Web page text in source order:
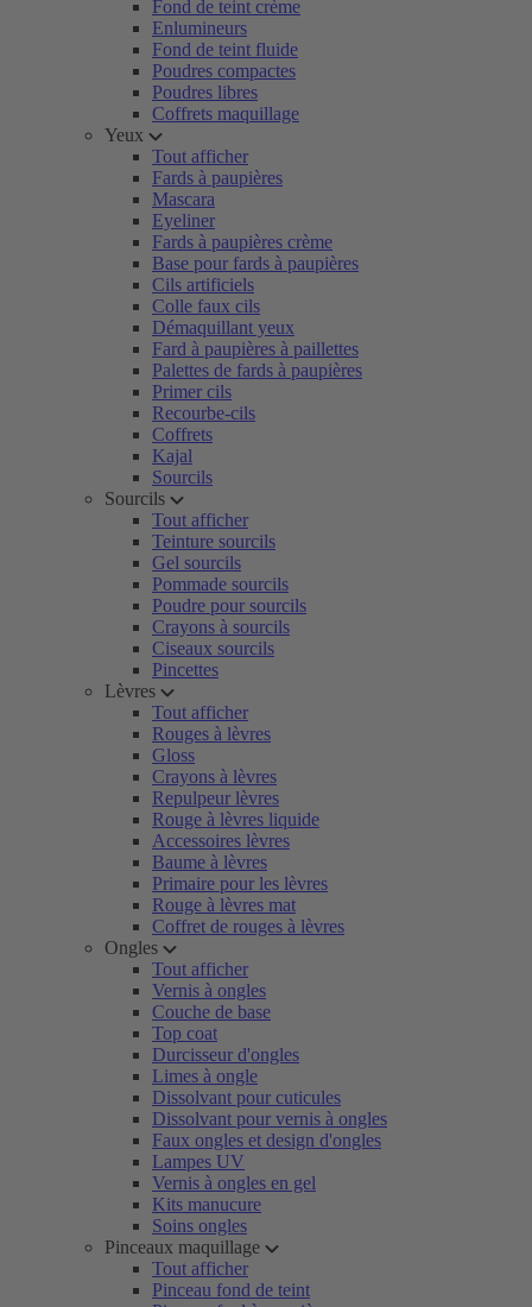
Fond de teint crème
Enlumineurs
Fond de teint fluide
Poudres compactes
Poudres libres
Coffrets maquillage
Yeux
Tout afficher
Fards à paupières
Mascara
Eyeliner
Fards à paupières crème
Base pour fards à paupières
Cils artificiels
Colle faux cils
Démaquillant yeux
Fard à paupières à paillettes
Palettes de fards à paupières
Primer cils
Recourbe-cils
Coffrets
Kajal
Sourcils
Sourcils
Tout afficher
Teinture sourcils
Gel sourcils
Pommade sourcils
Poudre pour sourcils
Crayons à sourcils
Ciseaux sourcils
Pincettes
Lèvres
Tout afficher
Rouges à lèvres
Gloss
Crayons à lèvres
Repulpeur lèvres
Rouge à lèvres liquide
Accessoires lèvres
Baume à lèvres
Primaire pour les lèvres
Rouge à lèvres mat
Coffret de rouges à lèvres
Ongles
Tout afficher
Vernis à ongles
Couche de base
Top coat
Durcisseur d'ongles
Limes à ongle
Dissolvant pour cuticules
Dissolvant pour vernis à ongles
Faux ongles et design d'ongles
Lampes UV
Vernis à ongles en gel
Kits manucure
Soins ongles
Pinceaux maquillage
Tout afficher
Pinceau fond de teint